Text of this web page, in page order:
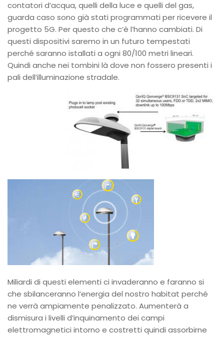
contatori d’acqua, quelli della luce e quelli del gas,
guarda caso sono già stati programmati per ricevere il
progetto 5G. Per questo che c’è l’hanno cambiati. Di
questi dispositivi saremo in un futuro tempestati
perché saranno istallati a ogni 80/100 metri lineari.
Quindi anche nei tombini là dove non fossero presenti i
pali dell’illuminazione stradale.
Miliardi di questi elementi ci invaderanno e faranno si
che sbilanceranno l’energia del nostro habitat perché
ne verrà ampiamente penalizzato. Aumenterà a
dismisura i livelli d’inquinamento dei campi
elettromagnetici intorno e costretti quindi assorbirne